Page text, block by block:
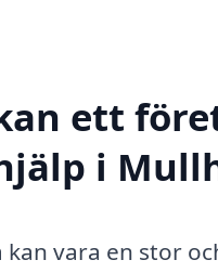
ett
i
vara en stor